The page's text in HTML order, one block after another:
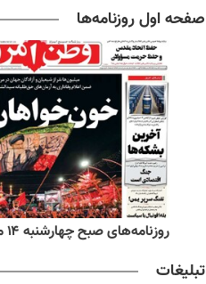
صفحه اول روزنامه‌ها
روزنامه‌های صبح چهارشنبه ۱۴ مرداد ۱۴۰۵
تبلیغات